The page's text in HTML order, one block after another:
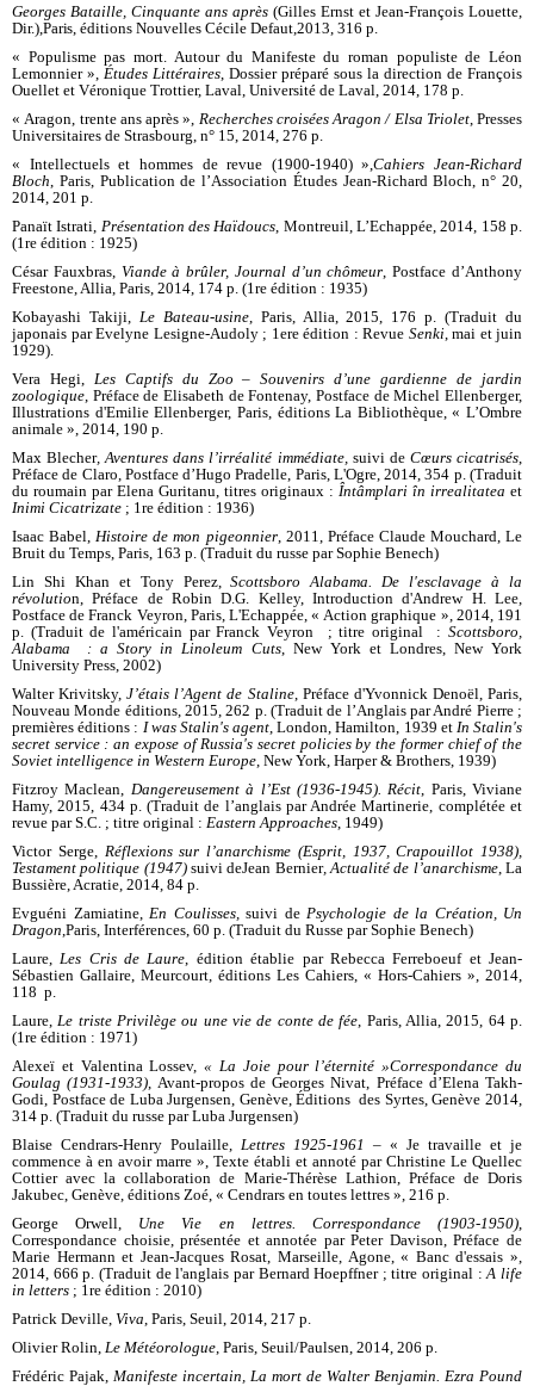
Georges Bataille, Cinquante ans après (Gilles Ernst et Jean-François Louette,
Dir.), Paris , éditions Nouvelles Cécile Defaut,2013, 316 p.
« Populisme pas mort. Autour du Manifeste du roman populiste de Léon
Lemonnier », Études Littéraires , Dossier préparé sous la direction de François
Ouellet et Véronique Trottier, Laval, Université de Laval, 2014, 178 p.
« Aragon, trente ans après », Recherches croisées Aragon / Elsa Triolet, Presses
Universitaires de Strasbourg, n° 15, 2014, 276 p.
« Intellectuels et hommes de revue (1900-1940) »,Cahiers Jean-Richard
Bloch , Paris, Publication de l’Association Études Jean-Richard Bloch, n° 20,
2014, 201 p.
Panaït Istrati, Présentation des Haïdoucs , Montreuil, L’Echappée, 2014, 158 p.
(1re édition : 1925)
César Fauxbras, Viande à brûler, Journal d’un chômeur , Postface d’Anthony
Freestone, Allia, Paris, 2014, 174 p. (1re édition : 1935)
Kobayashi Takiji, Le Bateau-usine, Paris, Allia, 2015, 176 p. (Traduit du
japonais par Evelyne Lesigne-Audoly ; 1ere édition : Revue Senki, mai et juin
1929).
Vera Hegi, Les Captifs du Zoo – Souvenirs d’une gardienne de jardin
zoologique , Préface de Elisabeth de Fontenay, Postface de Michel Ellenberger,
Illustrations d'Emilie Ellenberger, Paris, éditions La Bibliothèque, « L’Ombre
animale », 2014, 190 p.
Max Blecher, Aventures dans l’irréalité immédiate, suivi de Cœurs cicatrisés
Préface de Claro, Postface d’Hugo Pradelle, Paris, L'Ogre, 2014, 354 p. (Traduit
du roumain par Elena Guritanu, titres originaux : Întâmplari în irrealitatea et
Inimi Cicatrizate ; 1re édition : 1936)
Isaac Babel, Histoire de mon pigeonnier, 2011, Préface Claude Mouchard, Le
Bruit du Temps, Paris, 163 p. (Traduit du russe par Sophie Benech)
Lin Shi Khan et Tony Perez,Scottsboro Alabama. De l'esclavage à la
révolution, Préface de Robin D.G. Kelley, Introduction d'Andrew H. Lee,
Postface de Franck Veyron, Paris, L'Echappée, « Action graphique », 2014, 191
p. (Traduit de l'américain par Franck Veyron ; titre original : Scottsboro,
Alabama : a Story in Linoleum Cuts, New York et Londres, New York
University Press, 2002)
Walter Krivitsky,J’étais l’Agent de Staline, Préface d'Yvonnick Denoël, Paris,
Nouveau Monde éditions, 2015, 262 p. (Traduit de l’Anglais par André Pierre ;
premières éditions : I was Stalin's agent , London, Hamilton, 1939 et In Stalin's
secret service : an expose of Russia's secret policies by the former chief of the
Soviet intelligence in Western Europe , New York, Harper & Brothers, 1939)
Fitzroy Maclean, Dangereusement à l’Est (1936-1945). Récit , Paris, Viviane
Hamy, 2015, 434 p. (Traduit de l’anglais par Andrée Martinerie, complétée et
revue par S.C. ; titre original : Eastern Approaches , 1949)
Victor Serge, Réflexions sur l’anarchisme (Esprit, 1937, Crapouillot 1938),
Testament politique (1947) suivi deJean Bernier, Actualité de l’anarchisme, La
Bussière, Acratie, 2014, 84 p.
Evguéni Zamiatine, En Coulisses, suivi dePsychologie de la Création, Un
Dragon Paris, Interférences, 60 p. (Traduit du Russe par Sophie Benech)
Laure, Les Cris de Laure , édition établie par Rebecca Ferreboeuf et Jean-
Sébastien Gallaire, Meurcourt, éditions Les Cahiers, « Hors-Cahiers », 2014,
118 p.
Laure, Le triste Privilège ou une vie de conte de fée , Paris, Allia, 2015, 64 p.
(1re édition : 1971)
Alexeï et Valentina Lossev,« La Joie pour l’éternité »Correspondance du
Goulag (1931-1933) , Avant-propos de Georges Nivat, Préface d’Elena Takh-
Godi, Postface de Luba Jurgensen, Genève, Éditions des Syrtes, Genève 2014,
314 p. (Traduit du russe par Luba Jurgensen)
Blaise Cendrars-Henry Poulaille, Lettres 1925-1961 – « Je travaille et je
commence à en avoir marre », Texte établi et annoté par Christine Le Quellec
Cottier avec la collaboration de Marie-Thérèse Lathion, Préface de Doris
Jakubec, Genève, éditions Zoé, « Cendrars en toutes lettres », 216 p.
George Orwell,
Une Vie en lettres. Correspondance (1903-1950)
Correspondance choisie, présentée et annotée par Peter Davison, Préface de
Marie Hermann et Jean-Jacques Rosat, Marseille, Agone, « Banc d'essais »,
2014, 666 p. (Traduit de l'anglais par Bernard Hoepffner ; titre original :A life
in letters ; 1re édition : 2010)
Patrick Deville, Viva , Paris, Seuil, 2014, 217 p.
Olivier Rolin, Le Météorologue , Paris, Seuil/Paulsen, 2014, 206 p.
Frédéric Pajak, Manifeste incertain, La mort de Walter Benjamin. Ezra Pound